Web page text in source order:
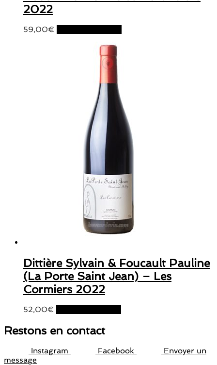
2022
59,00€
Dittière Sylvain & Foucault Pauline
(La Porte Saint Jean) – Les
Cormiers 2022
52,00€
Restons en contact
Instagram Facebook
Envoyer un
message